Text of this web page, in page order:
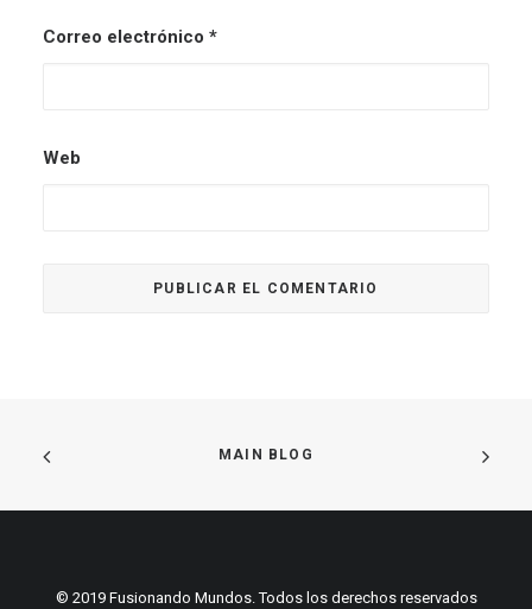
Correo electrónico *
Web
MAIN BLOG
© 2019 Fusionando Mundos. Todos los derechos reservados